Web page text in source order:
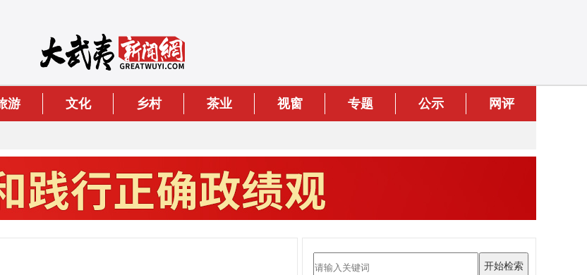
游 文化 乡村 茶业 视窗 专题 公示 网评